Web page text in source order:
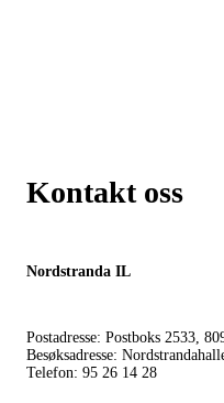
Kontakt oss
Nordstranda IL
Postadresse: Postboks 2533,
Besøksadresse:
Telefon: 95 26 14 28